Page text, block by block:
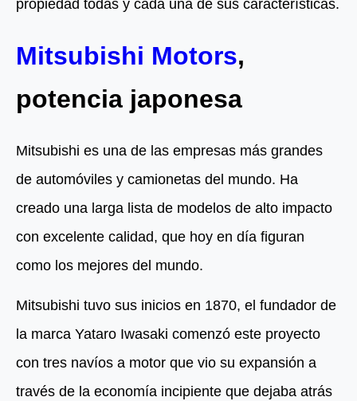
propiedad todas y cada una de sus características.
Mitsubishi Motors,
potencia japonesa
Mitsubishi es una de las empresas más grandes
de automóviles y camionetas del mundo. Ha
creado una larga lista de modelos de alto impacto
con excelente calidad, que hoy en día figuran
como los mejores del mundo.
Mitsubishi tuvo sus inicios en 1870, el fundador de
la marca Yataro Iwasaki comenzó este proyecto
con tres navíos a motor que vio su expansión a
través de la economía incipiente que dejaba atrás